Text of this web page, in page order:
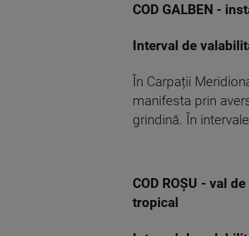
COD GALBEN -
Interval de
În Carpații
manifesta prin
grindină. În
COD ROȘU - val
tropical